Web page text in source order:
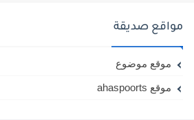
مواقع صديقة
موقع موضوع
موقع ahaspoorts